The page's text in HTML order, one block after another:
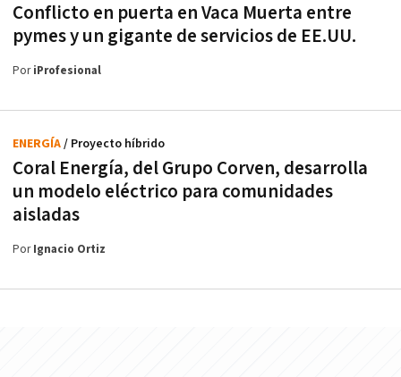
Conflicto en puerta en Vaca Muerta entre
pymes y un gigante de servicios de EE.UU.
PoriProfesional
Coral Energía, del Grupo Corven, desarrolla
un modelo eléctrico para comunidades
aisladas
ENERGÍA/ Proyecto híbrido
PorIgnacio Ortiz